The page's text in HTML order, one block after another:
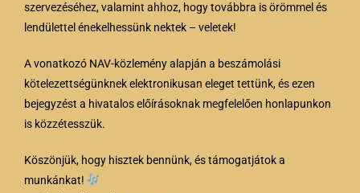
szervezéséhez, valamint ahhoz, hogy továbbra is örömmel és
lendülettel énekelhessünk nektek – veletek!
A vonatkozó NAV-közlemény alapján a beszámolási
kötelezettségünknek elektronikusan eleget tettünk, és ezen
bejegyzést a hivatalos előírásoknak megfelelően honlapunkon
is közzétesszük.
Köszönjük, hogy hisztek bennünk, és támogatjátok a
munkánkat!